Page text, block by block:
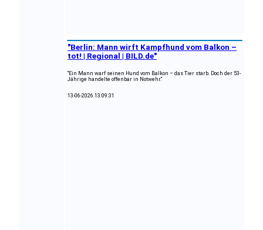
"Berlin: Mann wirft Kampfhund vom Balkon –
tot! | Regional | BILD.de"
"Ein Mann warf seinen Hund vom Balkon – das Tier starb. Doch der 53-
Jährige handelte offenbar in Notwehr."
13-06-2026 13:09:31